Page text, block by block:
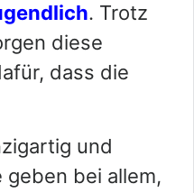
. Trotz
diese
dass die
und
bei allem,